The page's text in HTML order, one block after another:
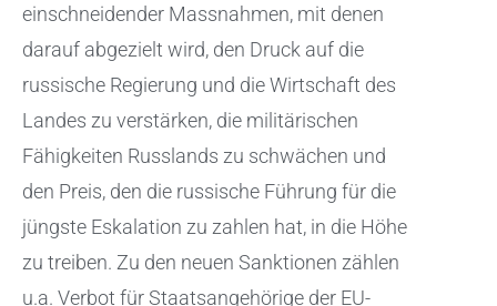
einschneidender Massnahmen, mit denen
darauf abgezielt wird, den Druck auf die
russische Regierung und die Wirtschaft des
Landes zu verstärken, die militärischen
Fähigkeiten Russlands zu schwächen und
den Preis, den die russische Führung für die
jüngste Eskalation zu zahlen hat, in die Höhe
zu treiben. Zu den neuen Sanktionen zählen
u.a. Verbot für Staatsangehörige der EU-